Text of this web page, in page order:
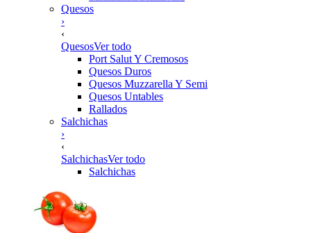
Quesos
›
‹
QuesosVer todo
Port Salut Y Cremosos
Quesos Duros
Quesos Muzzarella Y Semi
Quesos Untables
Rallados
Salchichas
›
‹
SalchichasVer todo
Salchichas